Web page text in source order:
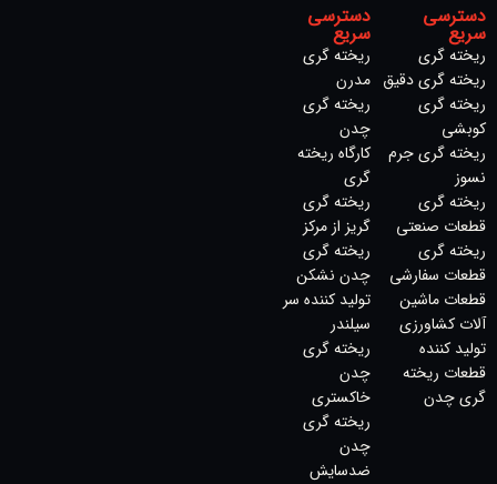
دسترسی
سریع
ریخته گری
ریخته گری دقیق
ریخته گری
کوبشی
ریخته گری جرم
نسوز
ریخته گری
قطعات صنعتی
ریخته گری
قطعات سفارشی
قطعات ماشین
آلات کشاورزی
تولید کننده
قطعات ریخته
گری چدن
دسترسی
سریع
ریخته گری
مدرن
ریخته گری
چدن
کارگاه ریخته
گری
ریخته گری
گریز از مرکز
ریخته گری
چدن نشکن
تولید کننده سر
سیلندر
ریخته گری
چدن
خاکستری
ریخته‌ گری
چدن
ضدسایش